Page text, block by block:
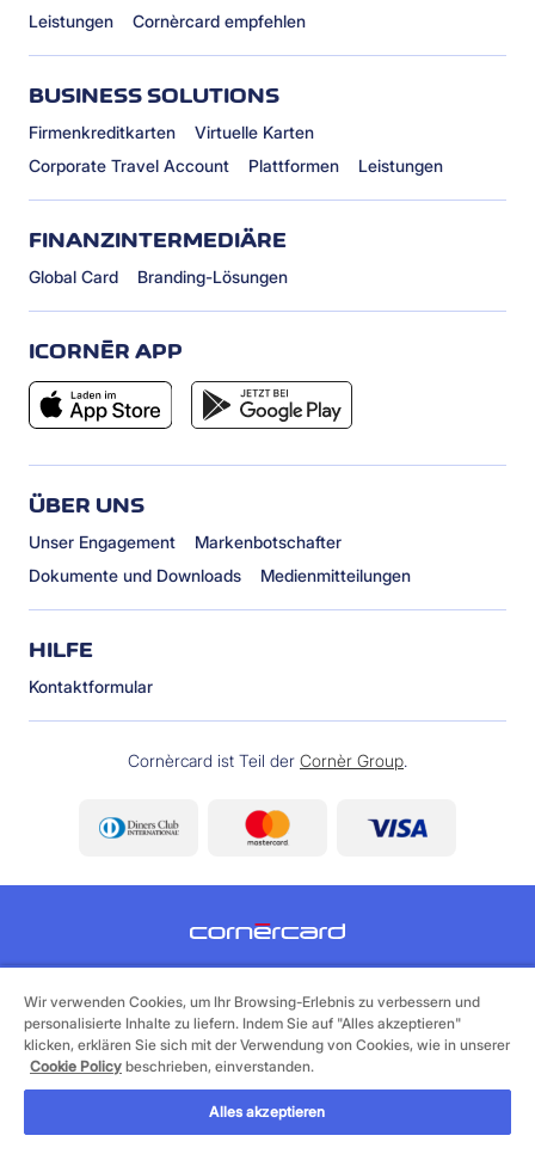
Leistungen
Cornèrcard empfehlen
BUSINESS SOLUTIONS
Firmenkreditkarten
Virtuelle Karten
Corporate Travel Account
Plattformen Leistungen
FINANZINTERMEDIÄRE
Global Card Branding-Lösungen
ICORNÈR APP
ÜBER UNS
Unser Engagement
Markenbotschafter
Dokumente und Downloads
Medienmitteilungen
HILFE
Kontaktformular
Cornèrcard ist Teil der Cornèr Group.
Via Canova 16, 6901 Lugano
Legales Cookie Policy Datenschutzerklärung
Wir verwenden Cookies, um Ihr Browsing-Erlebnis zu verbessern und
personalisierte Inhalte zu liefern. Indem Sie auf "Alles akzeptieren"
klicken, erklären Sie sich mit der Verwendung von Cookies, wie in unserer
Cookie Policy beschrieben, einverstanden.
Alles akzeptieren